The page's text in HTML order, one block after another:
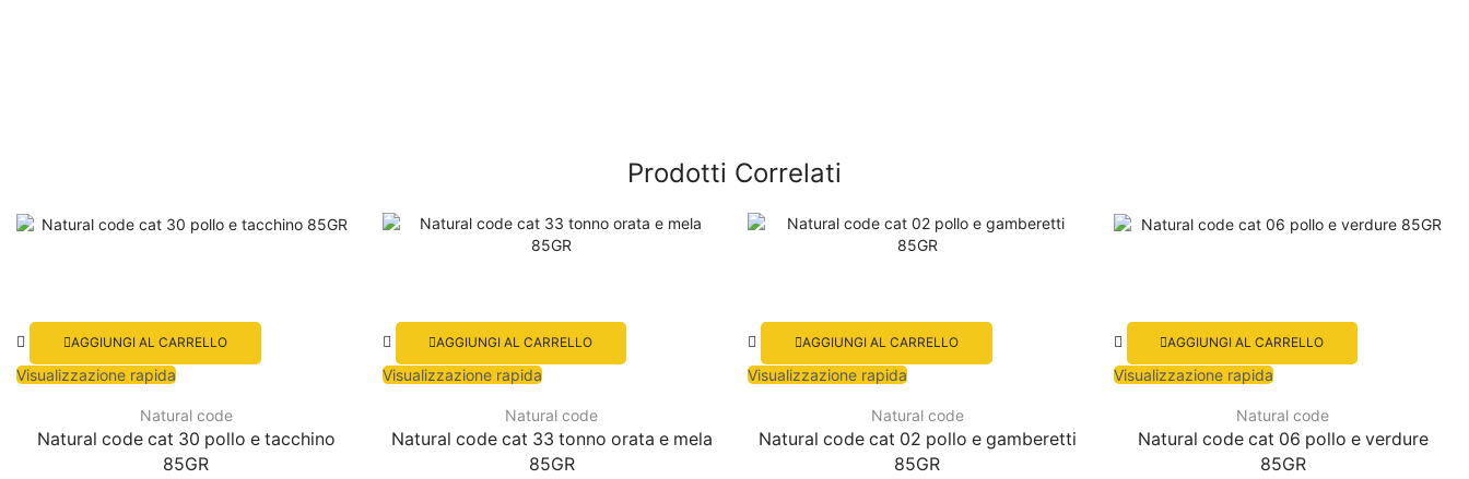
Prodotti Correlati
AGGIUNGI AL CARRELLO
Visualizzazione rapida
Natural code
Natural code cat 30 pollo e tacchino
85GR
AGGIUNGI AL CARRELLO
Visualizzazione rapida
Natural code
Natural code cat 33 tonno orata e mela
85GR
AGGIUNGI AL CARRELLO
Visualizzazione rapida
Natural code
Natural code cat 02 pollo e gamberetti
85GR
AGGIUNGI AL CARRELLO
Visualizzazione rapida
Natural code
Natural code cat 06 pollo e verdure
85GR